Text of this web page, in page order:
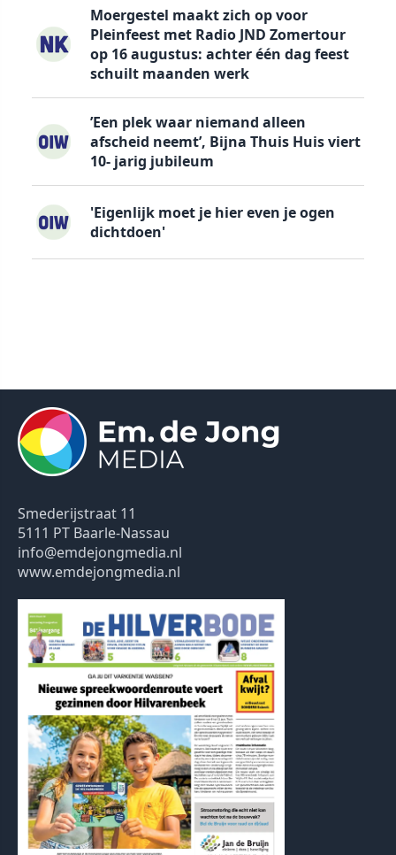
Moergestel maakt zich op voor
Pleinfeest met Radio JND Zomertour
op 16 augustus: achter één dag feest
schuilt maanden werk
’Een plek waar niemand alleen
afscheid neemt’, Bijna Thuis Huis viert
10- jarig jubileum
'Eigenlijk moet je hier even je ogen
dichtdoen'
Smederijstraat 11
5111 PT Baarle-Nassau
info@emdejongmedia.nl
www.emdejongmedia.nl